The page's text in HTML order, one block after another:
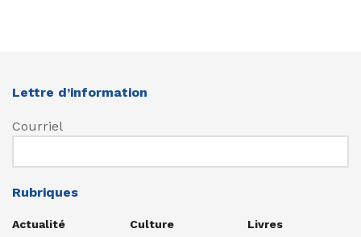
Lettre d’information
Courriel
Rubriques
Actualité
Culture
Livres